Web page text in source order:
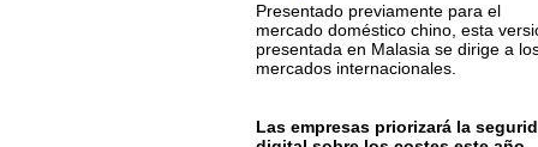
Presentado previamente para el
mercado doméstico chino, esta
presentada en Malasia se dirige a
mercados internacionales.
Las empresas priorizará la